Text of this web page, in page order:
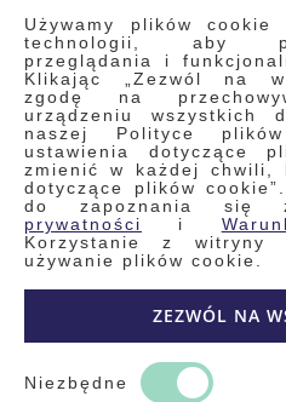
Używamy plików
technologii, aby
przeglądania i
Klikając „Zezwól na
zgodę na
urządzeniu wszystkich
naszej Polityce
ustawienia dotyczące
zmienić w każdej chwili,
dotyczące plików
do zapoznania
prywatności
i
Korzystanie z witryny
używanie plików cookie.
ZEZWÓL NA
Niezbędne
INFORMACJE
Regulamin
Polityka prywatności i pliki
Wyszukiwane frazy
Wyszukiwanie
Zamówienia
Skontaktuj się z nami
Odstąp od umowy
Kontakt